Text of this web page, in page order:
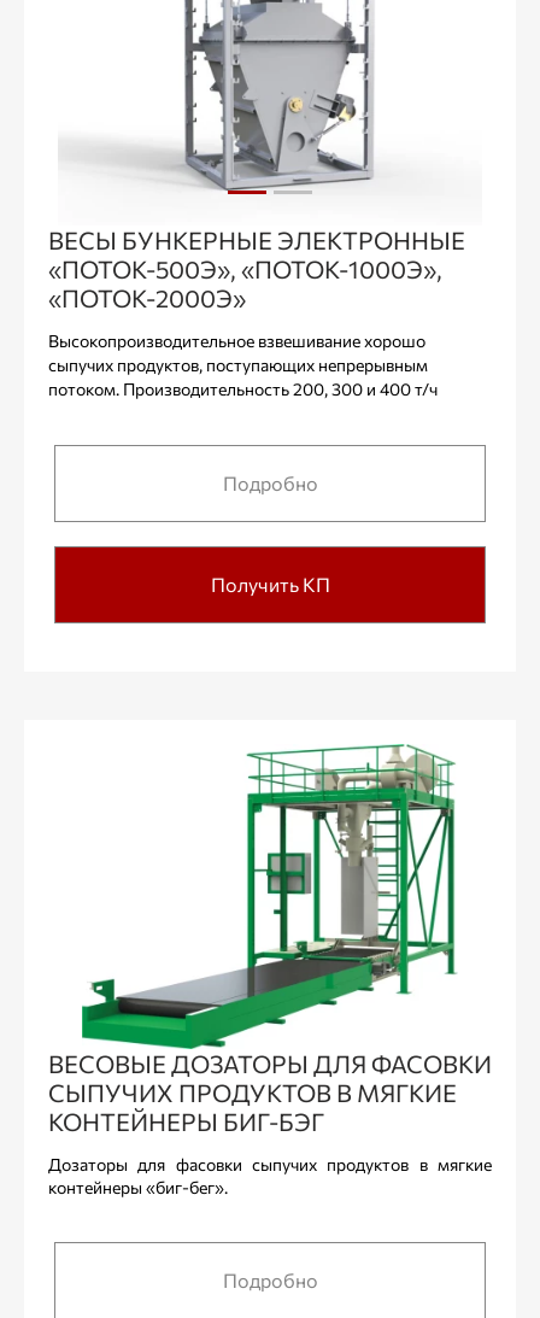
ВЕСЫ БУНКЕРНЫЕ ЭЛЕКТРОННЫЕ
«ПОТОК-500Э», «ПОТОК-1000Э»,
«ПОТОК-2000Э»
Высокопроизводительное взвешивание хорошо
сыпучих продуктов, поступающих непрерывным
потоком. Производительность 200, 300 и 400 т/ч
Подробно
Получить КП
ВЕСОВЫЕ ДОЗАТОРЫ ДЛЯ ФАСОВКИ
СЫПУЧИХ ПРОДУКТОВ В МЯГКИЕ
КОНТЕЙНЕРЫ БИГ-БЭГ
Дозаторы для фасовки сыпучих продуктов в мягкие
контейнеры «биг-бег».
Подробно